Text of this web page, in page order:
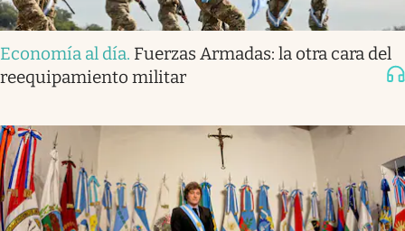
Economía al día. Fuerzas Armadas: la otra cara del
reequipamiento militar